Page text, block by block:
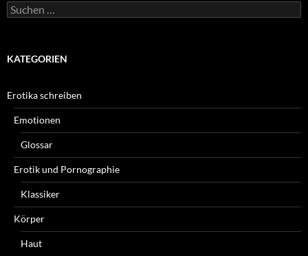
Suchen
nach:
KATEGORIEN
Erotika schreiben
Emotionen
Glossar
Erotik und Pornographie
Klassiker
Körper
Haut